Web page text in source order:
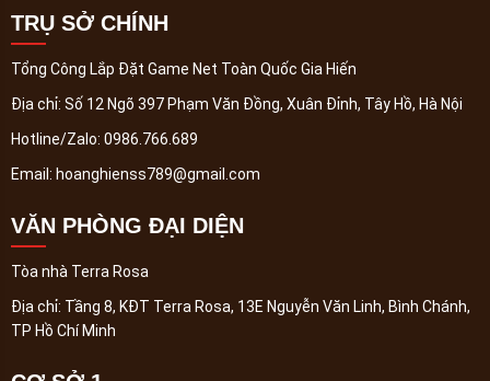
TRỤ SỞ CHÍNH
Tổng Công Lắp Đặt Game Net Toàn Quốc Gia Hiến
Địa chỉ: Số 12 Ngõ 397 Phạm Văn Đồng, Xuân Đỉnh, Tây Hồ, Hà Nội
Hotline/Zalo: 0986.766.689
Email: hoanghienss789@gmail.com
VĂN PHÒNG ĐẠI DIỆN
Tòa nhà Terra Rosa
Địa chỉ: Tầng 8, KĐT Terra Rosa, 13E Nguyễn Văn Linh, Bình Chánh,
TP Hồ Chí Minh